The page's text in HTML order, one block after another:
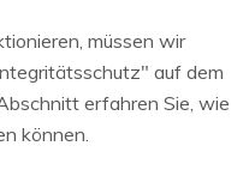
müssen wir
auf dem
erfahren Sie, wie
können.